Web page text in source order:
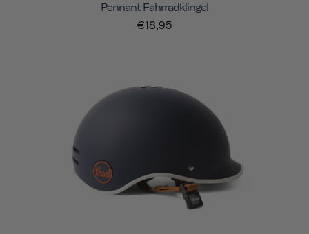
Pennant Fahrradklingel
€18,95